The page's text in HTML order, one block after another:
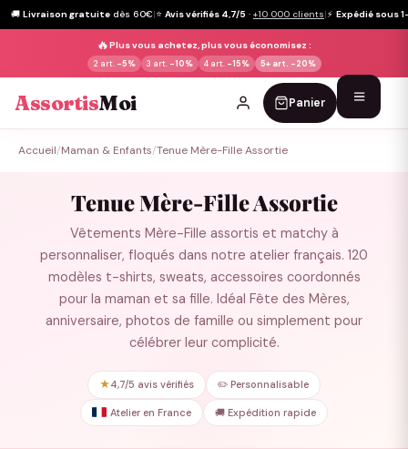
🚚 Livraison gratuite dès 60€|⭐ Avis vérifiés 4,7/5 · +10 000 clients|⚡ Expédié sous
🔥Plus vous achetez, plus vous économisez :
2 art. -5% 3 art. -10% 4 art. -15% 5+ art. -20%
AssortisMoi Panier
Accueil/Maman & Enfants/Tenue Mère-Fille Assortie
Tenue Mère-Fille Assortie
Vêtements Mère-Fille assortis et matchy à
personnaliser, floqués dans notre atelier français. 120
modèles t-shirts, sweats, accessoires coordonnés
pour la maman et sa fille. Idéal Fête des Mères,
anniversaire, photos de famille ou simplement pour
célébrer leur complicité.
★4,7/5 avis vérifiés ✏️ Personnalisable
Atelier en France 🚚 Expédition rapide